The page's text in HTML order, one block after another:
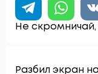
Не скромничай,
Разбил экран